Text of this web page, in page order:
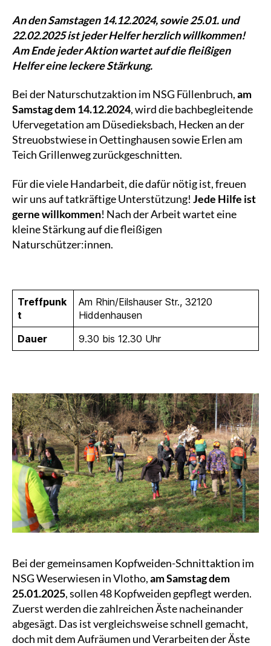
An den Samstagen 14.12.2024, sowie 25.01. und
22.02.2025 ist jeder Helfer herzlich willkommen!
Am Ende jeder Aktion wartet auf die fleißigen
Helfer eine leckere Stärkung.
Bei der Naturschutzaktion im NSG Füllenbruch,am
Samstag dem 14.12.2024, wird die bachbegleitende
Ufervegetation am Düsedieksbach, Hecken an der
Streuobstwiese in Oettinghausen sowie Erlen am
Teich Grillenweg zurückgeschnitten.
Für die viele Handarbeit, die dafür nötig ist, freuen
wir uns auf tatkräftige Unterstützung! Jede Hilfe ist
gerne willkommen! Nach der Arbeit wartet eine
kleine Stärkung auf die fleißigen
Naturschützer:innen.
Treffpunk
t
Am Rhin/Eilshauser Str., 32120
Hiddenhausen
Dauer
9.30 bis 12.30 Uhr
Bei der gemeinsamen Kopfweiden-Schnittaktion im
NSG Weserwiesen in Vlotho,am Samstag dem
25.01.2025, sollen 48 Kopfweiden gepflegt werden.
Zuerst werden die zahlreichen Äste nacheinander
abgesägt. Das ist vergleichsweise schnell gemacht,
doch mit dem Aufräumen und Verarbeiten der Äste